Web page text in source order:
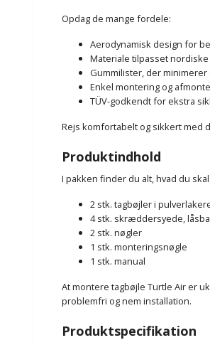
Opdag de mange fordele:
Aerodynamisk design for
Materiale tilpasset
Gummilister, der
Enkel montering og
TÜV-godkendt for ekstra
Rejs komfortabelt og sikkert med
Produktindhold
I pakken finder du alt, hvad du
2 stk. tagbøjler i
4 stk. skræddersyede,
2 stk. nøgler
1 stk. monteringsnøgle
1 stk. manual
At montere tagbøjle Turtle Air er
problemfri og nem installation.
Produktspecifikation